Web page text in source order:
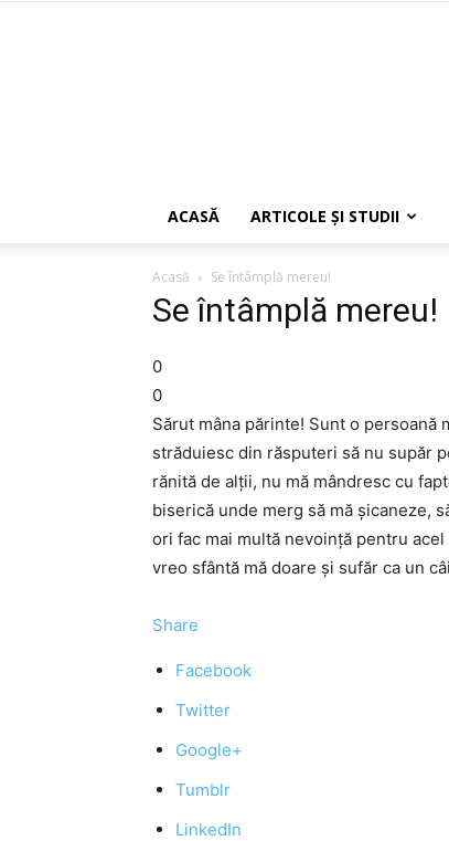
ACASĂ ARTICOLE ŞI STUDII
Acasă Se întâmplă mereu!
Se întâmplă mereu!
0
0
Sărut mâna părinte! Sunt o
străduiesc din răsputeri să nu supăr
rănită de alţii, nu mă mândresc cu
biserică unde merg să mă şicaneze,
ori fac mai multă nevoinţă pentru
vreo sfântă mă doare şi sufăr ca un
Share
Facebook
Twitter
Google+
Tumblr
LinkedIn